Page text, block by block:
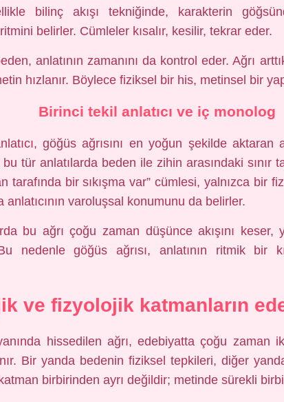
bilinç akışı tekniğinde, karakterin
belirler. Cümleler kısalır, kesilir, tekrar eder.
anlatının zamanını da kontrol eder. Ağrı
hızlanır. Böylece fiziksel bir his, metinsel bir
Birinci tekil anlatıcı ve iç monolog
göğüs ağrısını en yoğun şekilde aktaran
tür anlatılarda beden ile zihin arasındaki sınır
tarafında bir sıkışma var” cümlesi, yalnızca bir
anlatıcının varoluşsal konumunu da belirler.
bu ağrı çoğu zaman düşünce akışını keser,
nedenle göğüs ağrısı, anlatının ritmik bir
ve fizyolojik katmanların
hissedilen ağrı, edebiyatta çoğu zaman
Bir yanda bedenin fiziksel tepkileri, diğer
birbirinden ayrı değildir; metinde sürekli